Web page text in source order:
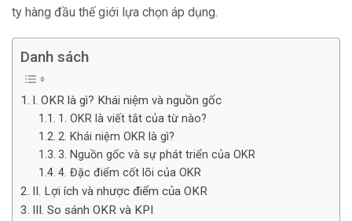
ty hàng đầu thế giới lựa chọn áp dụng.
Danh sách
I. OKR là gì? Khái niệm và nguồn gốc
1. OKR là viết tắt của từ nào?
2. Khái niệm OKR là gì?
3. Nguồn gốc và sự phát triển của OKR
4. Đặc điểm cốt lõi của OKR
II. Lợi ích và nhược điểm của OKR
III. So sánh OKR và KPI